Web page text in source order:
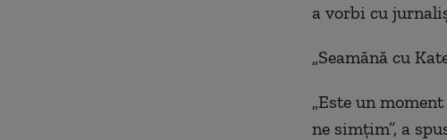
a vorbi cu
„Seamănă cu
„Este un
ne simţim”, a